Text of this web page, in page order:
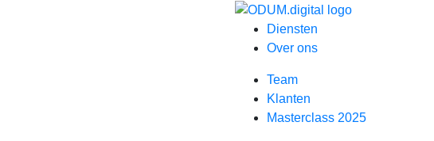
Diensten
Over ons
Team
Klanten
Masterclass 2025